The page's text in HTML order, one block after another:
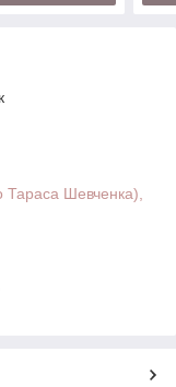
Тараса Шевченка),